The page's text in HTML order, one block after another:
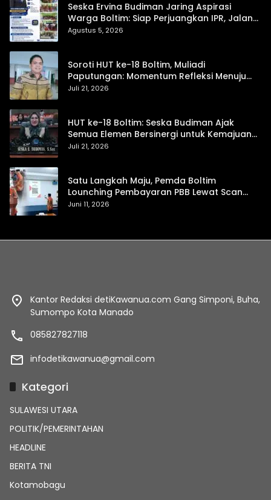
Seska Ervina Budiman Jaring Aspirasi
Warga Boltim: Siap Perjuangkan IPR, Jalan
Trans, hingga Pemasaran UMKM
Agustus 5, 2026
Soroti HUT ke-18 Boltim, Muliadi
Paputungan: Momentum Refleksi Menuju
Daerah Mandiri dan Berdaya Saing
Juli 21, 2026
HUT ke-18 Boltim: Seska Budiman Ajak
Semua Elemen Bersinergi untuk Kemajuan
Daerah
Juli 21, 2026
Satu Langkah Maju, Pemda Boltim
Lounching Pembayaran PBB Lewat Scan
Qris
Juni 11, 2026
Kantor Redaksi detiKawanua.com Gang Simponi, Buha,
Sumompo Kota Manado
085827827118
infodetikawanua@gmail.com
Kategori
SULAWESI UTARA
POLITIK/PEMERINTAHAN
HEADLINE
BERITA TNI
Kotamobagu